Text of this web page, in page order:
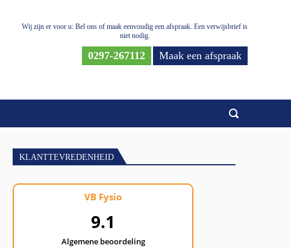
Wij zijn er voor u: Bel ons of maak eenvoudig een afspraak. Een verwijsbrief is
niet nodig.
0297-267112 Maak een afspraak
KLANTTEVREDENHEID